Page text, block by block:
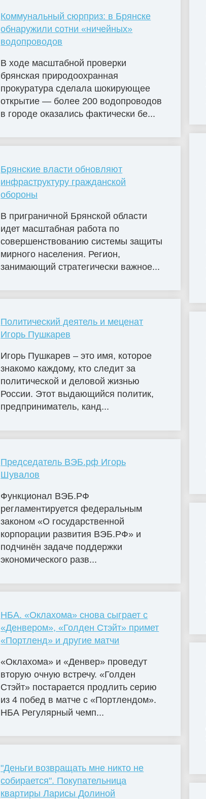
Коммунальный сюрприз: в Брянске
обнаружили сотни «ничейных»
водопроводов
В ходе масштабной проверки
брянская природоохранная
прокуратура сделала шокирующее
открытие — более 200 водопроводов
в городе оказались фактически бе...
Брянские власти обновляют
инфраструктуру гражданской
обороны
В приграничной Брянской области
идет масштабная работа по
совершенствованию системы защиты
мирного населения. Регион,
занимающий стратегически важное...
Политический деятель и меценат
Игорь Пушкарев
Игорь Пушкарев – это имя, которое
знакомо каждому, кто следит за
политической и деловой жизнью
России. Этот выдающийся политик,
предприниматель, канд...
Председатель ВЭБ.рф Игорь
Шувалов
Функционал ВЭБ.РФ
регламентируется федеральным
законом «О государственной
корпорации развития ВЭБ.РФ» и
подчинён задаче поддержки
экономического разв...
НБА. «Оклахома» снова сыграет с
«Денвером», «Голден Стэйт» примет
«Портленд» и другие матчи
«Оклахома» и «Денвер» проведут
вторую очную встречу. «Голден
Стэйт» постарается продлить серию
из 4 побед в матче с «Портлендом».
НБА Регулярный чемп...
"Деньги возвращать мне никто не
собирается". Покупательница
квартиры Ларисы Долиной